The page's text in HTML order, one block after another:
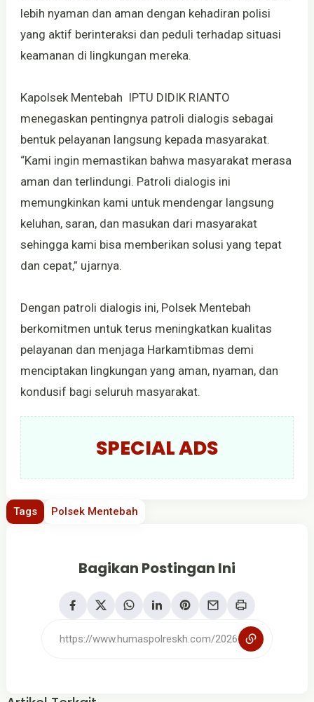
lebih nyaman dan aman dengan kehadiran polisi
yang aktif berinteraksi dan peduli terhadap situasi
keamanan di lingkungan mereka.
Kapolsek Mentebah IPTU DIDIK RIANTO
menegaskan pentingnya patroli dialogis sebagai
bentuk pelayanan langsung kepada masyarakat.
“Kami ingin memastikan bahwa masyarakat merasa
aman dan terlindungi. Patroli dialogis ini
memungkinkan kami untuk mendengar langsung
keluhan, saran, dan masukan dari masyarakat
sehingga kami bisa memberikan solusi yang tepat
dan cepat,” ujarnya.
Dengan patroli dialogis ini, Polsek Mentebah
berkomitmen untuk terus meningkatkan kualitas
pelayanan dan menjaga Harkamtibmas demi
menciptakan lingkungan yang aman, nyaman, dan
kondusif bagi seluruh masyarakat.
SPECIAL ADS
Tags Polsek Mentebah
Bagikan Postingan Ini